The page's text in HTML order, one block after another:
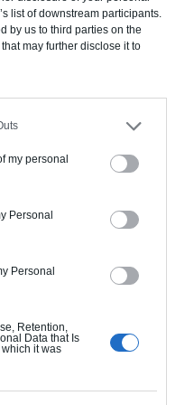
list of downstream participants.
by us to third parties on the
that may further disclose it to
my personal
Personal
Personal
Retention,
Data that Is
it was
bois
et normes
ossature bois isolé.
Le prix "clé en main"
piscine, jardin et
TTC
!